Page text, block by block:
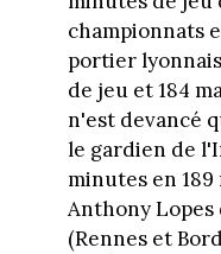
championnats
portier
de jeu et 184
n'est devancé
le gardien de
minutes en 189
Anthony Lopes
(Rennes et